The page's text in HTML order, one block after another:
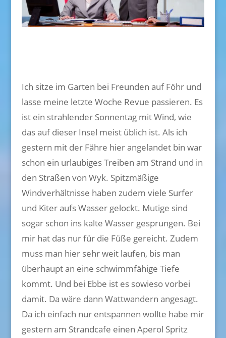
Ich sitze im Garten bei Freunden auf Föhr und
lasse meine letzte Woche Revue passieren. Es
ist ein strahlender Sonnentag mit Wind, wie
das auf dieser Insel meist üblich ist. Als ich
gestern mit der Fähre hier angelandet bin war
schon ein urlaubiges Treiben am Strand und in
den Straßen von Wyk. Spitzmäßige
Windverhältnisse haben zudem viele Surfer
und Kiter aufs Wasser gelockt. Mutige sind
sogar schon ins kalte Wasser gesprungen. Bei
mir hat das nur für die Füße gereicht. Zudem
muss man hier sehr weit laufen, bis man
überhaupt an eine schwimmfähige Tiefe
kommt. Und bei Ebbe ist es sowieso vorbei
damit. Da wäre dann Wattwandern angesagt.
Da ich einfach nur entspannen wollte habe mir
gestern am Strandcafe einen Aperol Spritz